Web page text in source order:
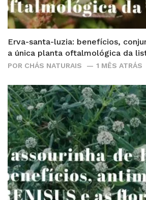
Erva-santa-luzia: benefícios,
a única planta oftalmológica da
POR CHÁS NATURAIS 1 MÊS ATRÁS